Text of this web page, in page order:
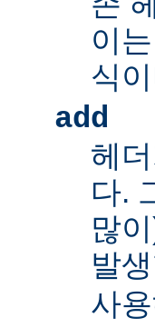
이
식
add
헤
다.
많
발
사